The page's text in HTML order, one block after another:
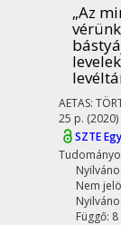
„Az
AETAS:
25 p. (2020)
SZTE
Nem
Függő: